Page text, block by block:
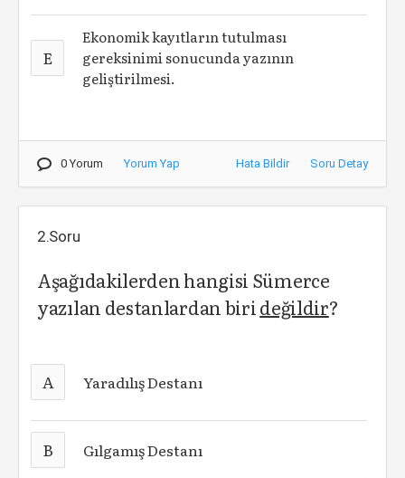
E
Ekonomik kayıtların tutulması
gereksinimi sonucunda yazının
geliştirilmesi.
0 Yorum Yorum Yap Hata Bildir Soru Detay
2.Soru
Aşağıdakilerden hangisi Sümerce
yazılan destanlardan birideğildir?
A Yaradılış Destanı
B Gılgamış Destanı